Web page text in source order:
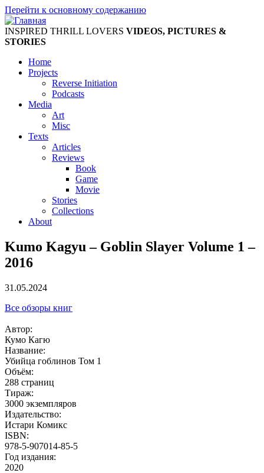
Перейти к основному содержанию
INSPIRED THRILL LOVERS VIDEOS, PICTURES &
STORIES
Home
Projects
Reverse Initiation
Podcasts
Media
Art
Misc
Texts
Articles
Reviews
Book
Game
Movie
Stories
Collections
About
Kumo Kagyu – Goblin Slayer Volume 1 –
2016
31.05.2024
Все обзоры книг
Автор:
Кумо Кагю
Название:
Убийца гоблинов Том 1
Объём:
288 страниц
Тираж:
3000 экземпляров
Издательство:
Истари Комикс
ISBN:
978-5-907014-85-5
Год издания:
2020